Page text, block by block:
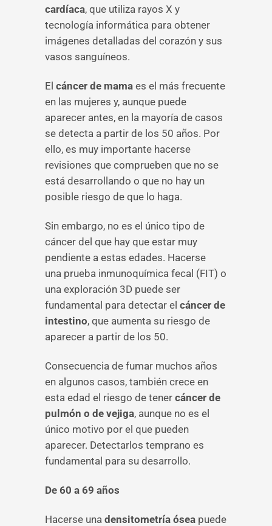
cardíaca, que utiliza rayos X y
tecnología informática para obtener
imágenes detalladas del corazón y sus
vasos sanguíneos.
El cáncer de mama es el más frecuente
en las mujeres y, aunque puede
aparecer antes, en la mayoría de casos
se detecta a partir de los 50 años. Por
ello, es muy importante hacerse
revisiones que comprueben que no se
está desarrollando o que no hay un
posible riesgo de que lo haga.
Sin embargo, no es el único tipo de
cáncer del que hay que estar muy
pendiente a estas edades. Hacerse
una prueba inmunoquímica fecal (FIT) o
una exploración 3D puede ser
fundamental para detectar el cáncer de
intestino, que aumenta su riesgo de
aparecer a partir de los 50.
Consecuencia de fumar muchos años
en algunos casos, también crece en
esta edad el riesgo de tener cáncer de
pulmón o de vejiga, aunque no es el
único motivo por el que pueden
aparecer. Detectarlos temprano es
fundamental para su desarrollo.
De 60 a 69 años
Hacerse una densitometría ósea puede